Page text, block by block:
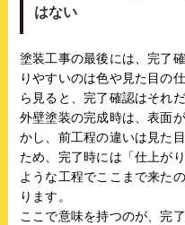
はない
塗装工事の最後には、完了
りやすいのは色や見た目の
ら見ると、完了確認はそれ
外壁塗装の完成時は、表面
かし、前工程の違いは見た
ため、完了時には「仕上が
ような工程でここまで来た
ります。
ここで意味を持つのが、完